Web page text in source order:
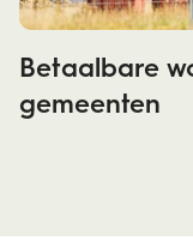
Betaalbare
gemeenten